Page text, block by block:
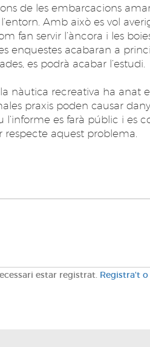
de les embarcacions
Amb això es vol
fan servir l’àncora i les
enquestes acabaran a
es podrà acabar l’estudi.
nàutica recreativa ha anat
praxis poden causar
l’informe es farà públic i es
aquest problema.
estar registrat. Registra't